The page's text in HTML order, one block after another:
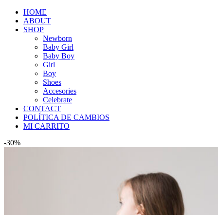
HOME
ABOUT
SHOP
Newborn
Baby Girl
Baby Boy
Girl
Boy
Shoes
Accesories
Celebrate
CONTACT
POLÍTICA DE CAMBIOS
MI CARRITO
-30%